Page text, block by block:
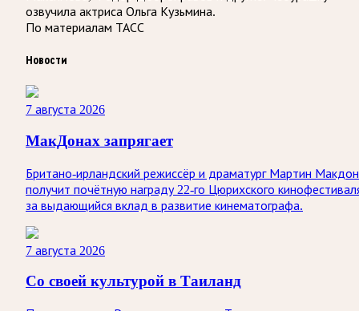
озвучила актриса Ольга Кузьмина.
По материалам ТАСС
Новости
7 августа 2026
МакДонах запрягает
Британо-ирландский режиссёр и драматург Мартин
получит почётную награду 22-го Цюрихского
за выдающийся вклад в развитие кинематографа.
7 августа 2026
Со своей культурой в Таиланд